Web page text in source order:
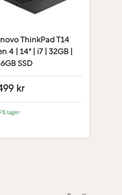
ThinkPad T14
4 | 14" | i7 | 32GB |
SSD
kr
På lager